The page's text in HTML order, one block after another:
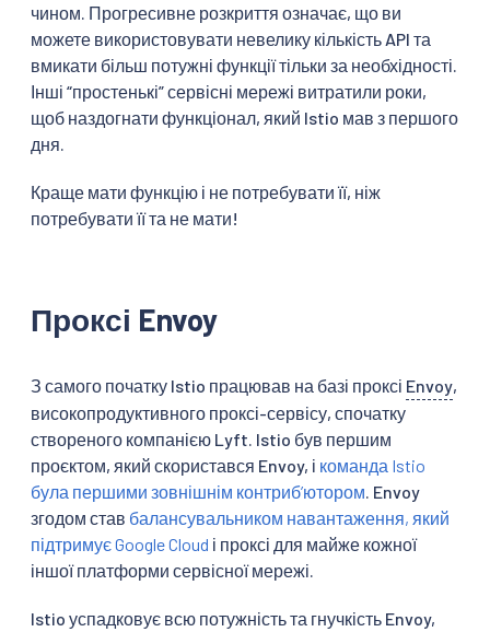
чином. Прогресивне розкриття означає, що ви
можете використовувати невелику кількість API та
вмикати більш потужні функції тільки за необхідності.
Інші “простенькі” сервісні мережі витратили роки,
щоб наздогнати функціонал, який Istio мав з першого
дня.
Краще мати функцію і не потребувати її, ніж
потребувати її та не мати!
Проксі Envoy
З самого початку Istio працював на базі проксі Envoy,
високопродуктивного проксі-сервісу, спочатку
створеного компанією Lyft. Istio був першим
проєктом, який скористався Envoy, і команда Istio
була першими зовнішнім контрибʼютором . Envoy
згодом став балансувальником навантаження, який
підтримує Google Cloud і проксі для майже кожної
іншої платформи сервісної мережі.
Istio успадковує всю потужність та гнучкість Envoy,